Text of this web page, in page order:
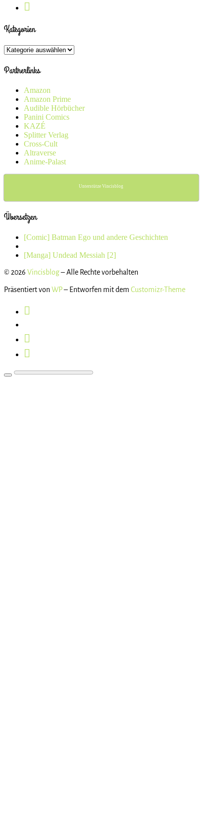
Kategorien
Kategorien
Partnerlinks
Amazon
Amazon Prime
Audible Hörbücher
Panini Comics
KAZÉ
Splitter Verlag
Cross-Cult
Altraverse
Anime-Palast
Unterstütze Vincisblog
Übersetzen
Beitragsnavigation
Vorheriger
[Comic] Batman Ego und andere Geschichten
zur
Nächster
[Manga] Undead Messiah [2]
© 2026 Vincisblog– Alle Rechte vorbehalten
Präsentiert von WP– Entworfen mit dem Customizr-Theme